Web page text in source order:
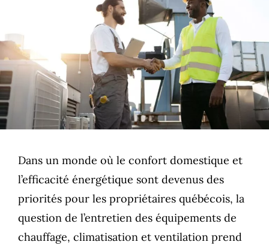
Dans un monde où le confort domestique et
l’efficacité énergétique sont devenus des
priorités pour les propriétaires québécois, la
question de l’entretien des équipements de
chauffage, climatisation et ventilation prend